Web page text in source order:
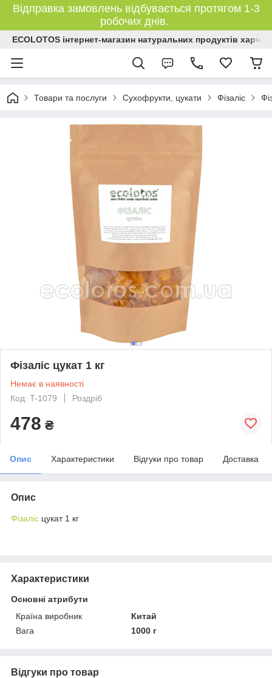
Відправка замовлень відбувається протягом 1-3
робочих днів.
ECOLOTOS інтернет-магазин натуральних продуктів
Товари та послуги Сухофрукти, цукати Фізаліс
Фізаліс цукат 1 кг
Немає в наявності
Код: T-1079
Роздріб
478 ₴
Опис Характеристики Відгуки про товар Доставка
Опис
Фізаліс цукат 1 кг
Характеристики
Основні атрибути
Країна виробник
Китай
Вага
1000 г
Відгуки про товар